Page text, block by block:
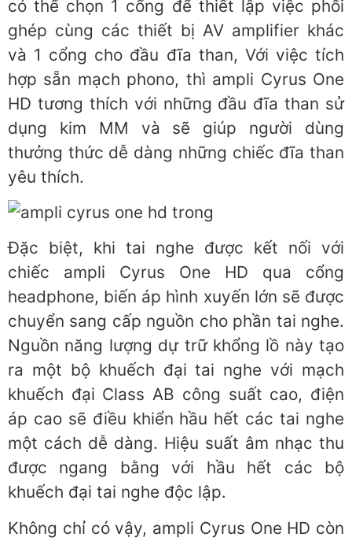
có thể chọn 1 cổng để thiết lập việc phối
ghép cùng các thiết bị AV amplifier khác
và 1 cổng cho đầu đĩa than, Với việc tích
hợp sẵn mạch phono, thì ampli Cyrus One
HD tương thích với những đầu đĩa than sử
dụng kim MM và sẽ giúp người dùng
thưởng thức dễ dàng những chiếc đĩa than
yêu thích.
Đặc biệt, khi tai nghe được kết nối với
chiếc ampli Cyrus One HD qua cổng
headphone, biến áp hình xuyến lớn sẽ được
chuyển sang cấp nguồn cho phần tai nghe.
Nguồn năng lượng dự trữ khổng lồ này tạo
ra một bộ khuếch đại tai nghe với mạch
khuếch đại Class AB công suất cao, điện
áp cao sẽ điều khiển hầu hết các tai nghe
một cách dễ dàng. Hiệu suất âm nhạc thu
được ngang bằng với hầu hết các bộ
khuếch đại tai nghe độc ​​lập.
Không chỉ có vậy, ampli Cyrus One HD còn